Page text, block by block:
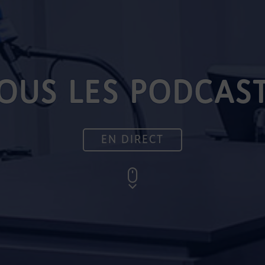
LES
EN DIRECT